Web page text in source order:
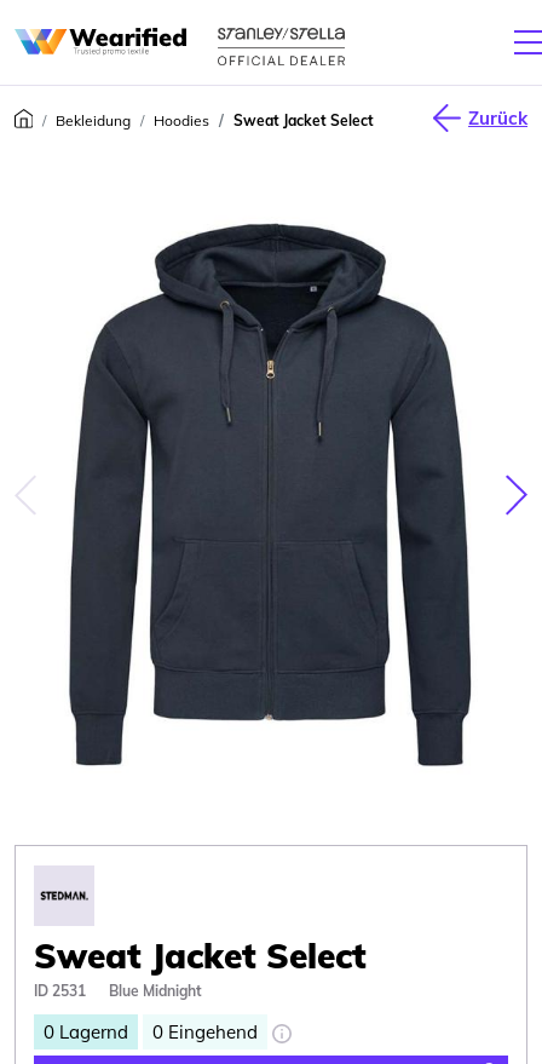
Bekleidung Hoodies Sweat Jacket Select Zurück
Sweat Jacket Select
ID 2531 Blue Midnight
0 Lagernd 0 Eingehend